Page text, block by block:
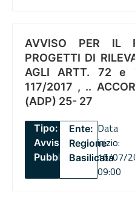
AVVISO PER IL
PROGETTI DI
AGLI ARTT. 72 e
117/2017 , ..
(ADP) 25- 27
Tipo:
Avviso
Pubblico
Ente:
Regione
Basilicata
Data
inizio:
16/07/
09:00